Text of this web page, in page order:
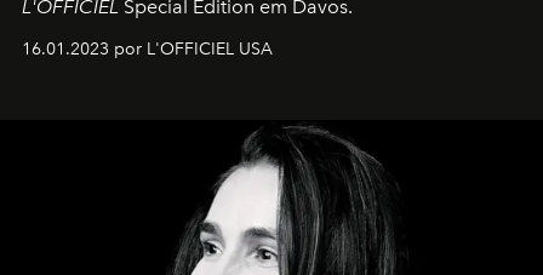
L'OFFICIEL Special Edition em Davos.
16.01.2023 por L'OFFICIEL USA